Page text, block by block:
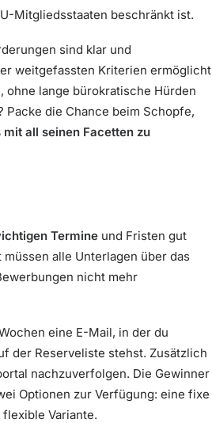
Mitgliedsstaaten beschränkt ist.
sind klar und
weitgefassten Kriterien ermöglicht
ohne lange bürokratische Hürden
Packe die Chance beim Schopfe,
all seinen Facetten zu
Termine und Fristen gut
alle Unterlagen über das
nicht mehr
eine E-Mail, in der du
der Reserveliste stehst. Zusätzlich
nachzuverfolgen. Die Gewinner
Optionen zur Verfügung: eine fixe
Variante.